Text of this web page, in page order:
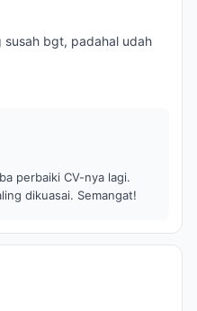
susah bgt, padahal udah
perbaiki CV-nya lagi.
dikuasai. Semangat!